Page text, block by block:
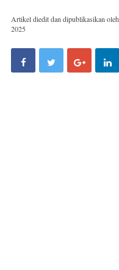
Artikel diedit dan dipublikasikan oleh
2025